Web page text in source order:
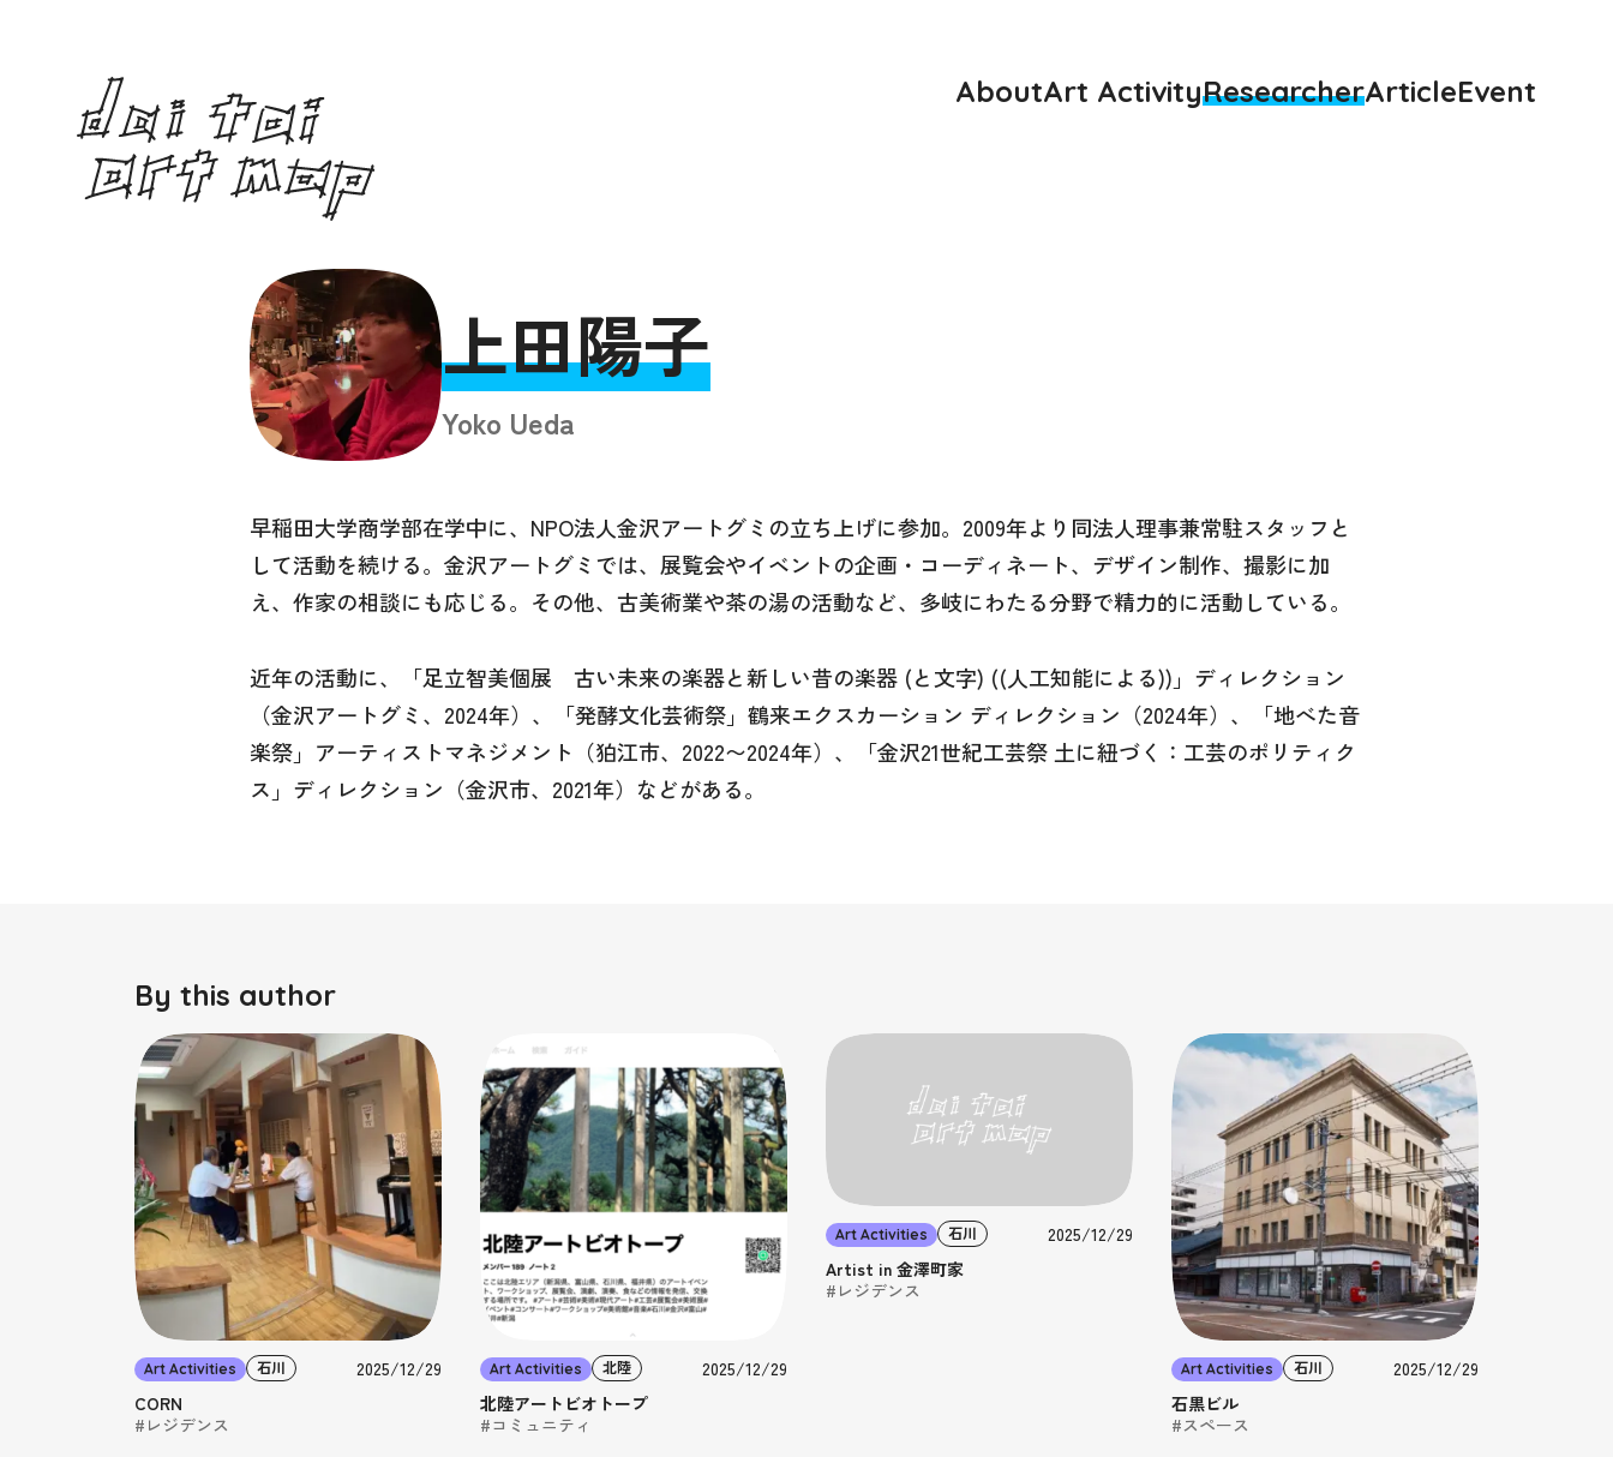
AboutArt ActivityResearcherArticleEvent
上田陽子
Yoko Ueda
早稲田大学商学部在学中に、NPO法人金沢アートグミの立ち上げに参加。2009年より同法人理事兼常駐スタッフと
して活動を続ける。金沢アートグミでは、展覧会やイベントの企画・コーディネート、デザイン制作、撮影に加
え、作家の相談にも応じる。その他、古美術業や茶の湯の活動など、多岐にわたる分野で精力的に活動している。
近年の活動に、「足立智美個展 古い未来の楽器と新しい昔の楽器 (と文字) ((人工知能による))」ディレクション
（金沢アートグミ、2024年）、「発酵文化芸術祭」鶴来エクスカーション ディレクション（2024年）、「地べた音
楽祭」アーティストマネジメント（狛江市、2022〜2024年）、「金沢21世紀工芸祭 土に紐づく：工芸のポリティク
ス」ディレクション（金沢市、2021年）などがある。
By this author
Art Activities 石川
2025/12/29
CORN
#レジデンス
Art Activities 北陸
2025/12/29
北陸アートビオトープ
#コミュニティ
Art Activities 石川
2025/12/29
Artist in 金澤町家
#レジデンス
Art Activities 石川
2025/12/29
石黒ビル
#スペース